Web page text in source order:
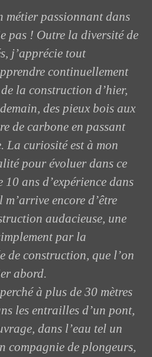
métier passionnant dans
pas ! Outre la diversité de
j’apprécie tout
continuellement
la construction d’hier,
des pieux bois aux
de carbone en passant
La curiosité est à mon
pour évoluer dans ce
10 ans d’expérience dans
encore d’être
audacieuse, une
par la
de construction, que l’on
abord.
à plus de 30 mètres
les entrailles d’un pont,
dans l’eau tel un
compagnie de plongeurs,